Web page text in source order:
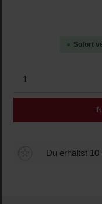
Durchschnittliche
Sofort
Produkt Anzahl:
Du erhältst